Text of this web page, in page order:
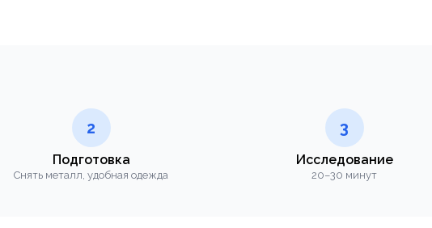
2
Подготовка
Снять металл, удобная одежда
3
Исследование
20–30 минут